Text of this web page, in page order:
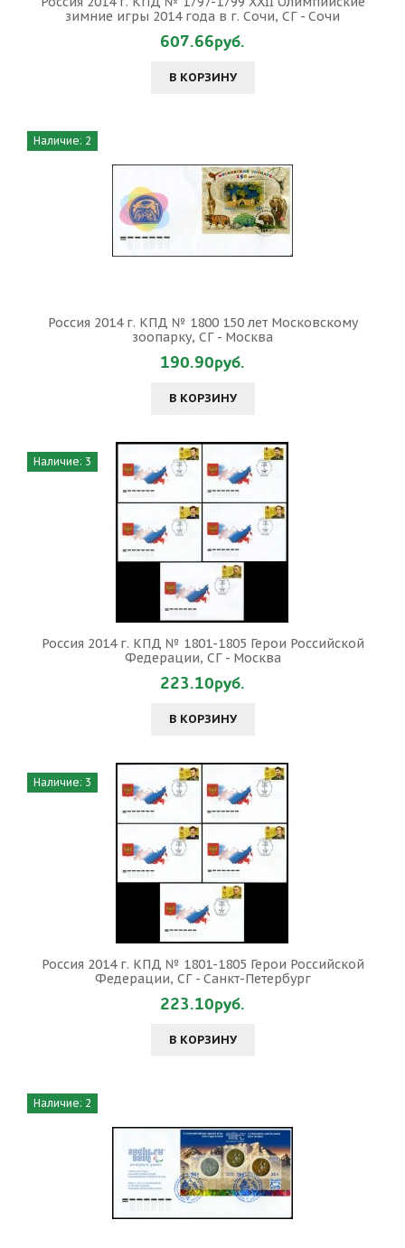
зимние игры 2014 года в г. Сочи, СГ - Сочи
607.66руб.
В КОРЗИНУ
Наличие: 2
Россия 2014 г. КПД № 1800 150 лет Московскому
зоопарку, СГ - Москва
190.90руб.
В КОРЗИНУ
Наличие: 3
Россия 2014 г. КПД № 1801-1805 Герои Российской
Федерации, СГ - Москва
223.10руб.
В КОРЗИНУ
Наличие: 3
Россия 2014 г. КПД № 1801-1805 Герои Российской
Федерации, СГ - Санкт-Петербург
223.10руб.
В КОРЗИНУ
Наличие: 2